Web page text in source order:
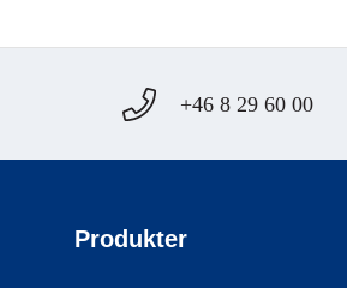
+46 8 29 60 00
Produkter